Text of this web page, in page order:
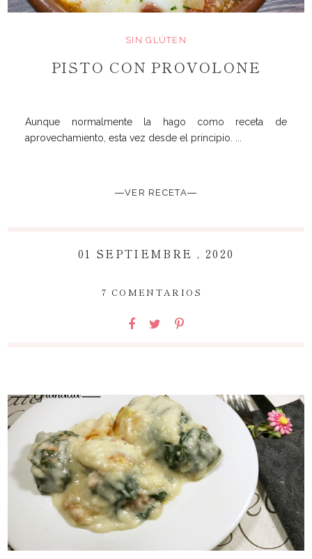
SIN GLÚTEN
PISTO CON PROVOLONE
Aunque normalmente la hago como receta de
aprovechamiento, esta vez desde el principio. ...
―VER RECETA―
01 SEPTIEMBRE , 2020
7 COMENTARIOS